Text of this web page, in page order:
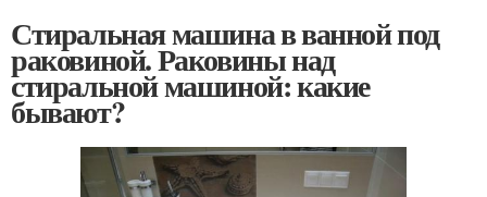
Стиральная машина в ванной под
раковиной. Раковины над
стиральной машиной: какие
бывают?